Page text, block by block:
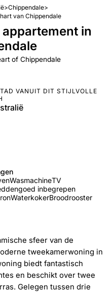
>Chippendale>
van Chippendale
in
of Chippendale
VANUIT DIT STIJLVOLLE
WasmachineTV
inbegrepen
WaterkokerBroodrooster
sfeer van de
tweekamerwoning in
biedt fantastisch
en beschikt over twee
Gelegen tussen drie